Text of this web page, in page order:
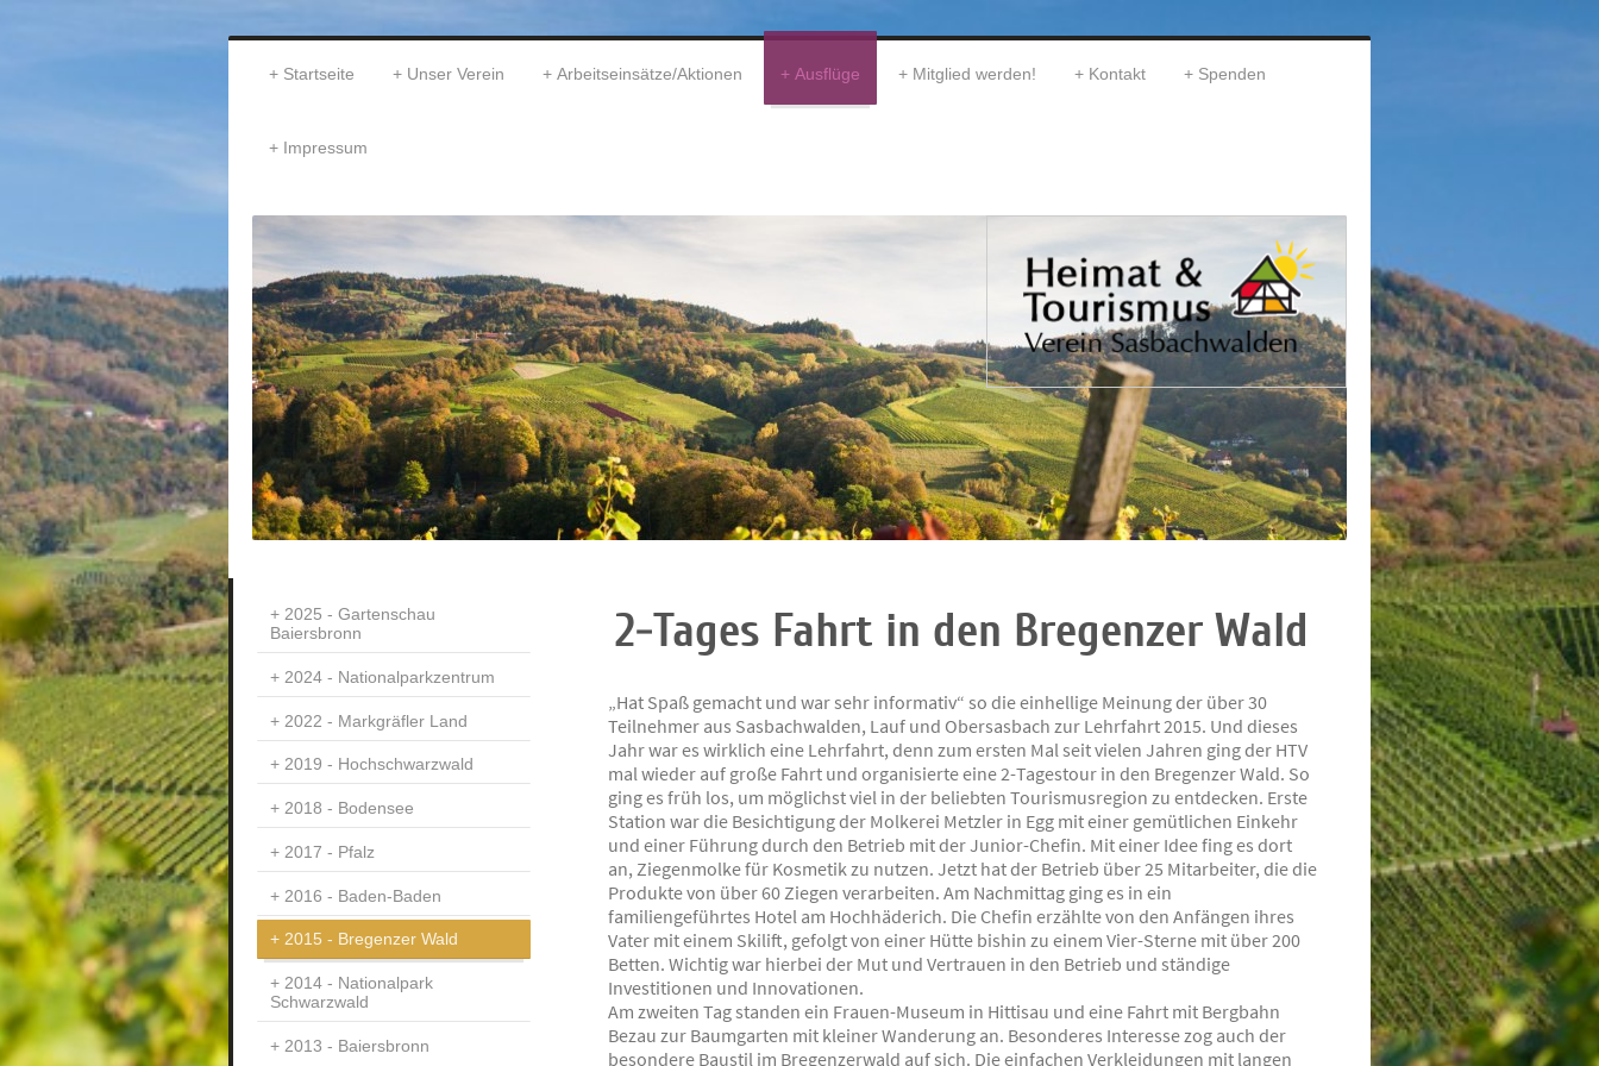
Startseite Unser Verein Arbeitseinsätze/Aktionen Ausflüge Mitglied werden! Kontakt Spenden
Impressum
2-Tages Fahrt in den Bregenzer Wald
„Hat Spaß gemacht und war sehr informativ“ so die einhellige Meinung der über 30
Teilnehmer aus Sasbachwalden, Lauf und Obersasbach zur Lehrfahrt 2015. Und dieses
Jahr war es wirklich eine Lehrfahrt, denn zum ersten Mal seit vielen Jahren ging der HTV
mal wieder auf große Fahrt und organisierte eine 2-Tagestour in den Bregenzer Wald. So
ging es früh los, um möglichst viel in der beliebten Tourismusregion zu entdecken. Erste
Station war die Besichtigung der Molkerei Metzler in Egg mit einer gemütlichen Einkehr
und einer Führung durch den Betrieb mit der Junior-Chefin. Mit einer Idee fing es dort
an, Ziegenmolke für Kosmetik zu nutzen. Jetzt hat der Betrieb über 25 Mitarbeiter, die die
Produkte von über 60 Ziegen verarbeiten. Am Nachmittag ging es in ein
familiengeführtes Hotel am Hochhäderich. Die Chefin erzählte von den Anfängen ihres
Vater mit einem Skilift, gefolgt von einer Hütte bishin zu einem Vier-Sterne mit über 200
Betten. Wichtig war hierbei der Mut und Vertrauen in den Betrieb und ständige
Investitionen und Innovationen.
Am zweiten Tag standen ein Frauen-Museum in Hittisau und eine Fahrt mit Bergbahn
Bezau zur Baumgarten mit kleiner Wanderung an. Besonderes Interesse zog auch der
besondere Baustil im Bregenzerwald auf sich. Die einfachen Verkleidungen mit langen
2025 - Gartenschau
Baiersbronn
2024 - Nationalparkzentrum
2022 - Markgräfler Land
2019 - Hochschwarzwald
2018 - Bodensee
2017 - Pfalz
2016 - Baden-Baden
2015 - Bregenzer Wald
2014 - Nationalpark
Schwarzwald
2013 - Baiersbronn